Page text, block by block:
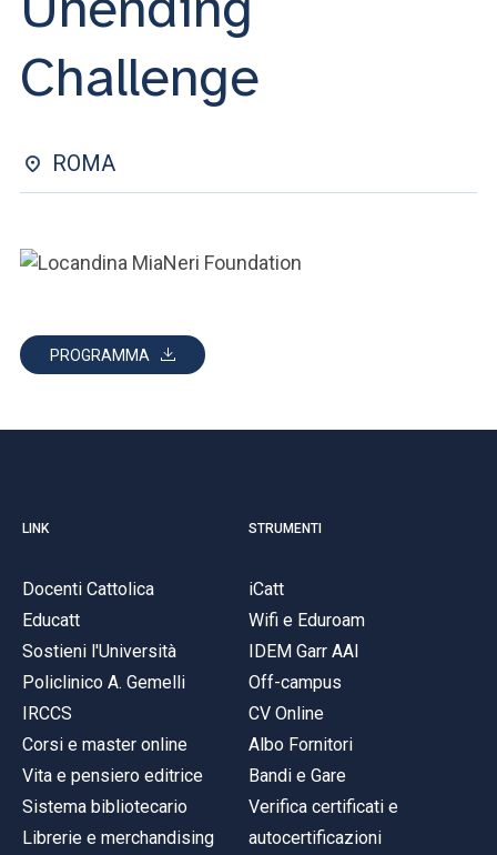
SEI UN DOCENTE O UN MEMBRO DELLO STAFF
ACCEDI A CLOUDMAIL
Challenge
ROMA
PROGRAMMA
LINK
Docenti Cattolica
Educatt
Sostieni l'Università
Policlinico A. Gemelli
IRCCS
Corsi e master online
Vita e pensiero editrice
Sistema bibliotecario
Librerie e merchandising
STRUMENTI
iCatt
Wifi e Eduroam
IDEM Garr AAI
Off-campus
CV Online
Albo Fornitori
Bandi e Gare
Verifica certificati e
autocertificazioni